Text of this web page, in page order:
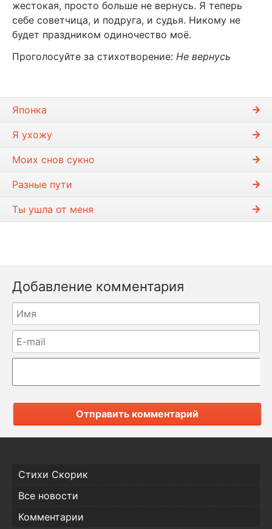
жестокая, просто больше не вернусь. Я теперь
себе советчица, и подруга, и судья. Никому не
будет праздником одиночество моё.
Проголосуйте за стихотворение: Не вернусь
Японка
Я ухожу
Моих снов сукно
Разные пути
Ты ушла от меня
Добавление комментария
Отправить комментарий
Стихи Скорик
Все новости
Комментарии